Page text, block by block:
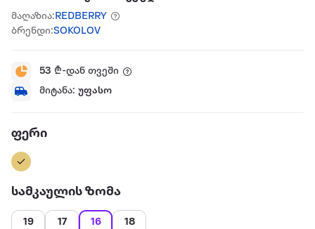
მაღაზია: REDBERRY
ბრენდი:SOKOLOV
53 ₾-დან თვეში
მიტანა: უფასო
ფერი
სამკაულის ზომა
19 17 16 18